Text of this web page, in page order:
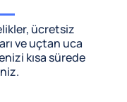
ücretsiz
ve uçtan uca
kısa sürede